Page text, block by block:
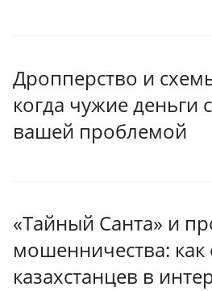
Дропперство и
когда чужие деньги
вашей проблемой
«Тайный Санта» и
мошенничества:
казахстанцев в